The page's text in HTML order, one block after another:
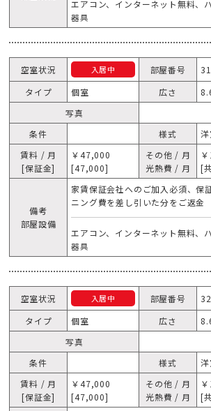
エアコン、インターネット無料、
器具
空室状況 入居中 部屋番号
タイプ
個室 広さ
写真
条件
様式
洋
賃料 / 月
[保証金]
￥47,000
[47,000]
その他 / 月
光熱費 / 月
[
備考
部屋設備
家賃保証会社へのご加入必須、保
ニング費を差し引いた分をご返金
エアコン、インターネット無料、
器具
空室状況 入居中 部屋番号
タイプ
個室 広さ
写真
条件
様式
洋
賃料 / 月
[保証金]
￥47,000
[47,000]
その他 / 月
光熱費 / 月
[